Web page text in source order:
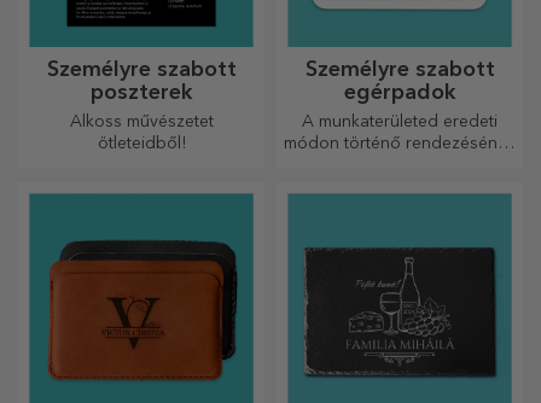
Személyre szabott
poszterek
Alkoss művészetet
ötleteidből!
Személyre szabott
egérpadok
A munkaterületed eredeti
módon történő rendezésének